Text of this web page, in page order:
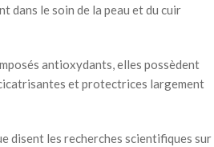
dans le soin de la peau et du cuir
antioxydants, elles possèdent
et protectrices largement
disent les recherches scientifiques sur